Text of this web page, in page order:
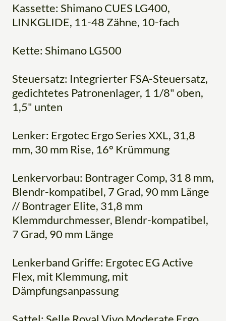
Kassette: Shimano CUES LG400,
LINKGLIDE, 11-48 Zähne, 10-fach
Kette: Shimano LG500
Steuersatz: Integrierter FSA-Steuersatz,
gedichtetes Patronenlager, 1 1/8" oben,
1,5" unten
Lenker: Ergotec Ergo Series XXL, 31,8
mm, 30 mm Rise, 16° Krümmung
Lenkervorbau: Bontrager Comp, 31 8 mm,
Blendr-kompatibel, 7 Grad, 90 mm Länge
// Bontrager Elite, 31,8 mm
Klemmdurchmesser, Blendr-kompatibel,
7 Grad, 90 mm Länge
Lenkerband Griffe: Ergotec EG Active
Flex, mit Klemmung, mit
Dämpfungsanpassung